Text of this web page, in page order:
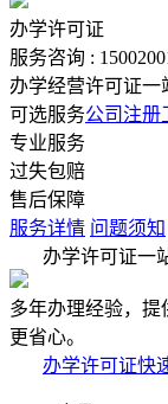
办学许可证
服务咨询 :
办学经营许可证一
可选服务公司注册
专业服务
过失包赔
售后保障
服务详情 问题须知
办学许可证一
多年办理经验，提
更省心。
办学许可证快